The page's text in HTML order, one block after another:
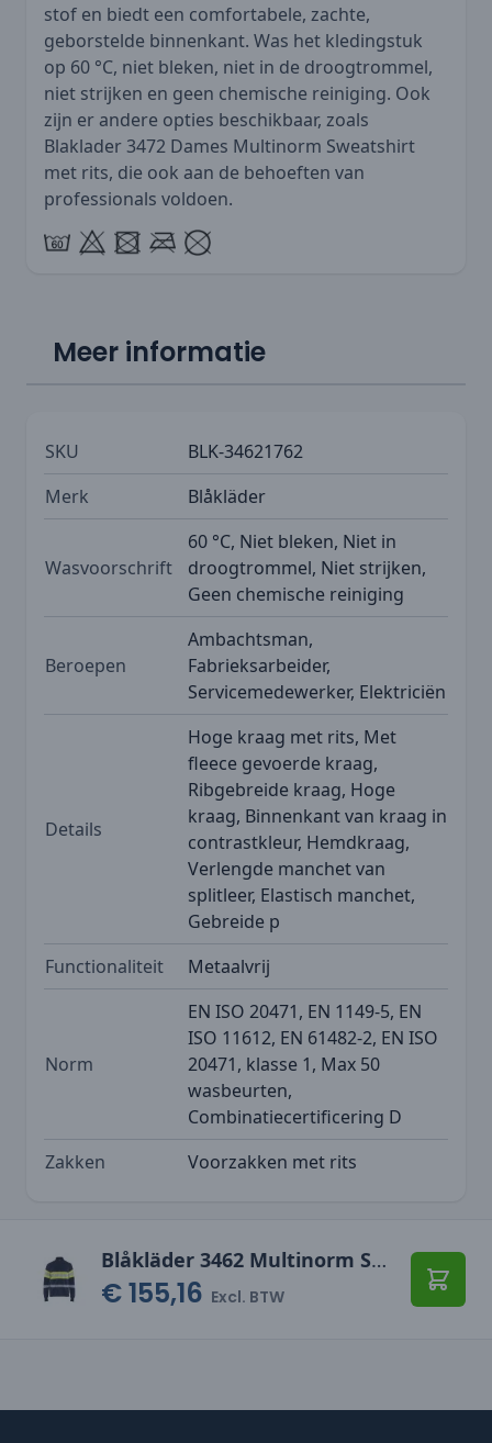
stof en biedt een comfortabele, zachte,
geborstelde binnenkant. Was het kledingstuk
op 60 °C, niet bleken, niet in de droogtrommel,
niet strijken en geen chemische reiniging. Ook
zijn er andere opties beschikbaar, zoals
Blaklader 3472 Dames Multinorm Sweatshirt
met rits, die ook aan de behoeften van
professionals voldoen.
Meer informatie
SKU
BLK-34621762
Merk
Blåkläder
Wasvoorschrift
60 °C, Niet bleken, Niet in
droogtrommel, Niet strijken,
Geen chemische reiniging
Beroepen
Ambachtsman,
Fabrieksarbeider,
Servicemedewerker, Elektriciën
Details
Hoge kraag met rits, Met
fleece gevoerde kraag,
Ribgebreide kraag, Hoge
kraag, Binnenkant van kraag in
contrastkleur, Hemdkraag,
Verlengde manchet van
splitleer, Elastisch manchet,
Gebreide p
Functionaliteit
Metaalvrij
Norm
EN ISO 20471, EN 1149-5, EN
ISO 11612, EN 61482-2, EN ISO
20471, klasse 1, Max 50
wasbeurten,
Combinatiecertificering D
Zakken
Voorzakken met rits
Blåkläder 3462 Multinorm Sweatshirt met rits
€ 155,16 Excl. BTW